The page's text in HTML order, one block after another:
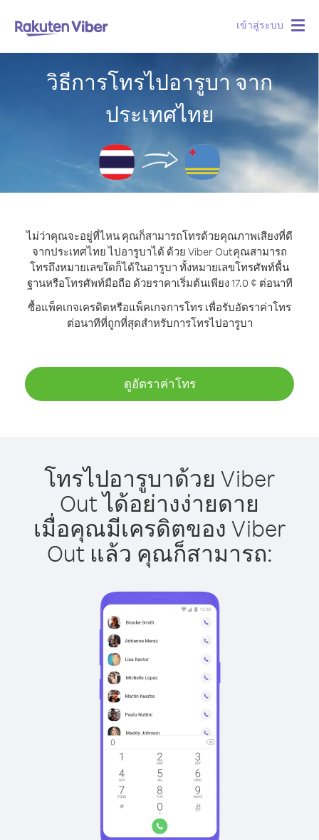
เข้าสู่ระบบ
วิธีการโทรไปอารูบา จาก
ประเทศไทย
ไม่ว่าคุณจะอยู่ที่ไหน คุณก็สามารถโทรด้วยคุณภาพเสียงที่ดี
จากประเทศไทย ไปอารูบาได้ ด้วย Viber Outคุณสามารถ
โทรถึงหมายเลขใดก็ได้ในอารูบา ทั้งหมายเลขโทรศัพท์พื้น
ฐานหรือโทรศัพท์มือถือ ด้วยราคาเริ่มต้นเพียง 17.0 ¢ ต่อนาที
ซื้อแพ็คเกจเครดิตหรือแพ็คเกจการโทร เพื่อรับอัตราค่าโทร
ต่อนาทีที่ถูกที่สุดสำหรับการโทรไปอารูบา
ดูอัตราค่าโทร
โทรไปอารูบาด้วย Viber
Out ได้อย่างง่ายดาย
เมื่อคุณมีเครดิตของ Viber
Out แล้ว คุณก็สามารถ: